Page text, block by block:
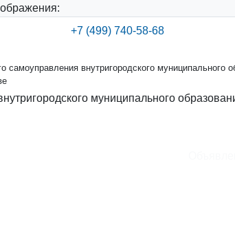
+7 (499) 740-58-68
самоуправления внутригородского муниципального
муниципального